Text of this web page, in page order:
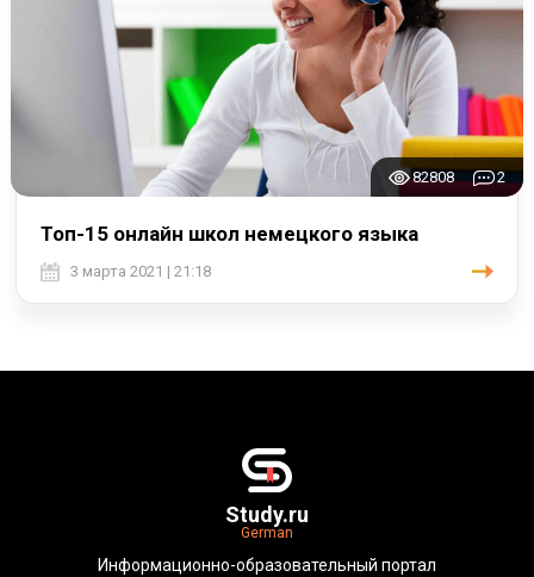
82808 2
Топ-15 онлайн школ немецкого языка
3 марта 2021 | 21:18
Study.ru
German
Информационно-образовательный портал